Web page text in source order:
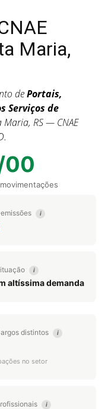
Maria,
dePortais,
Serviços de
Maria, RS — CNAE
00
i
i
altíssima demanda
distintos i
no setor
i